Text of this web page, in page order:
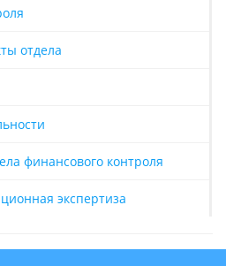
отдела
финансового контроля
экспертиза